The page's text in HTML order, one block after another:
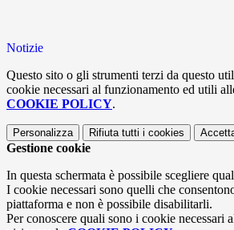
Notizie
Questo sito o gli strumenti terzi da questo
cookie necessari al funzionamento ed utili
COOKIE POLICY.
Personalizza Rifiuta tutti i cookies
Gestione cookie
In questa schermata è possibile scegliere
I cookie necessari sono quelli che
piattaforma e non è possibile disabilitarli.
Per conoscere quali sono i cookie necessari